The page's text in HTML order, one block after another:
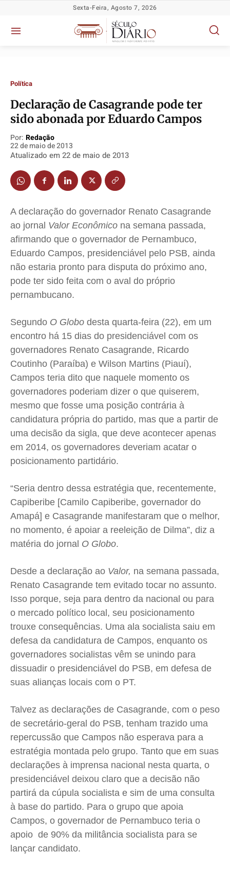
Política
Socioeconômicas
TV Século
Educação
Meio Ambiente
Saúde
Cidades
Cultura
Caetano Roque
Gustavo Bastos
Wanda Sily
Publicidade Legal
Anuncie
Quem Somos
Contato
Anuncie
Termos de Uso
Privacidade
Política
Socioeconômicas
TV Século
Educação
Meio Ambiente
Saúde
Cidades
Cultura
Caetano Roque
Gustavo Bastos
Wanda Sily
Publicidade Legal
Anuncie
Quem Somos
Contato
Anuncie
Termos de Uso
Privacidade
Política
Socioeconômicas
TV Século
Educação
Meio Ambiente
Saúde
Cidades
Cultura
Caetano Roque
Gustavo Bastos
Wanda Sily
Publicidade Legal
Anuncie
Quem Somos
Contato
Anuncie
Termos de Uso
Privacidade
Política
Socioeconômicas
TV Século
Educação
Meio Ambiente
Saúde
Cidades
Cultura
Caetano Roque
Gustavo Bastos
Wanda Sily
Publicidade Legal
Anuncie
Quem Somos
Contato
Anuncie
Termos de Uso
Privacidade
Sexta-Feira, Agosto 7, 2026
Política
Declaração de Casagrande pode ter
sido abonada por Eduardo Campos
Por: Redação
22 de maio de 2013
Atualizado em 22 de maio de 2013
A declaração do governador Renato Casagrande
ao jornal Valor Econômico na semana passada,
afirmando que o governador de Pernambuco,
Eduardo Campos, presidenciável pelo PSB, ainda
não estaria pronto para disputa do próximo ano,
pode ter sido feita com o aval do próprio
pernambucano.
Segundo O Globo desta quarta-feira (22), em um
encontro há 15 dias do presidenciável com os
governadores Renato Casagrande, Ricardo
Coutinho (Paraíba) e Wilson Martins (Piauí),
Campos teria dito que naquele momento os
governadores poderiam dizer o que quiserem,
mesmo que fosse uma posição contrária à
candidatura própria do partido, mas que a partir de
uma decisão da sigla, que deve acontecer apenas
em 2014, os governadores deveriam acatar o
posicionamento partidário.
“Seria dentro dessa estratégia que, recentemente,
Capiberibe [Camilo Capiberibe, governador do
Amapá] e Casagrande manifestaram que o melhor,
no momento, é apoiar a reeleição de Dilma”, diz a
matéria do jornal O Globo.
Desde a declaração ao Valor, na semana passada,
Renato Casagrande tem evitado tocar no assunto.
Isso porque, seja para dentro da nacional ou para
o mercado político local, seu posicionamento
trouxe consequências. Uma ala socialista saiu em
defesa da candidatura de Campos, enquanto os
governadores socialistas vêm se unindo para
dissuadir o presidenciável do PSB, em defesa de
suas alianças locais com o PT.
Talvez as declarações de Casagrande, com o peso
de secretário-geral do PSB, tenham trazido uma
repercussão que Campos não esperava para a
estratégia montada pelo grupo. Tanto que em suas
declarações à imprensa nacional nesta quarta, o
presidenciável deixou claro que a decisão não
partirá da cúpula socialista e sim de uma consulta
à base do partido. Para o grupo que apoia
Campos, o governador de Pernambuco teria o
apoio de 90% da militância socialista para se
lançar candidato.